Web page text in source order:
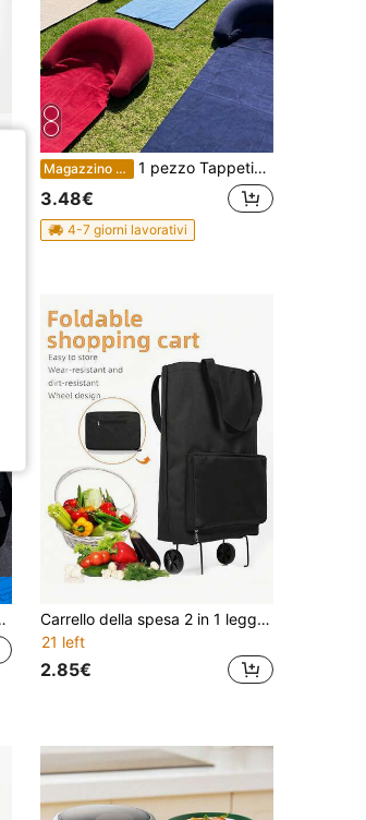
Magazzino EU 1 pezzo Tappetino da spiaggia portatile e confortevole, adatto per piscina, spiaggia, festa, attrezzatura da picnic impermeabile per esterni (stile/colore casuale)
3.48€
4-7 giorni lavorativi
Carrello della spesa 2 in 1 leggero e pieghevole con ruote, borsa della spesa riutilizzabile di grande capacità, borsa portatile per bagagli e stoccaggio, borsa trolley pieghevole e impermeabile, borsa a mano per viaggi, campeggio, spiaggia, vacanze, casa, forniture per la cucina, accessori da viaggio
21 left
2.85€